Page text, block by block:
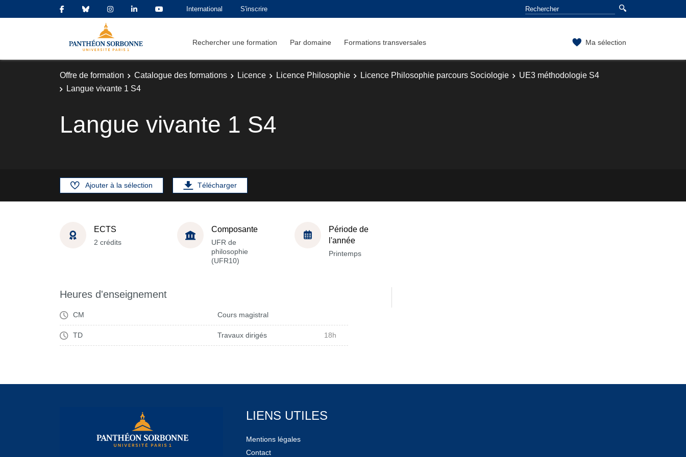
International S'inscrire
Rechercher une formation Par domaine Formations transversales Ma sélection
Offre de formation Catalogue des formations Licence Licence Philosophie Licence Philosophie parcours Sociologie
UE3 méthodologie S4
Langue vivante 1 S4
Langue vivante 1 S4
Ajouter à la sélection Télécharger
ECTS
2 crédits
Composante
UFR de
philosophie
(UFR10)
Période de
l'année
Printemps
Heures d'enseignement
CM Cours magistral
TD Travaux dirigés 18h
LIENS UTILES
Mentions légales
Contact